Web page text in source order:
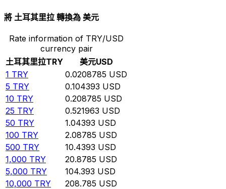
將 土耳其里拉 轉換為 美元
Rate information of TRY/USD
currency pair
土耳其里拉TRY 美元USD
1 TRY 0.0208785 USD
5 TRY 0.104393 USD
10 TRY 0.208785 USD
25 TRY 0.521963 USD
50 TRY 1.04393 USD
100 TRY 2.08785 USD
500 TRY 10.4393 USD
1,000 TRY 20.8785 USD
5,000 TRY 104.393 USD
10,000 TRY 208.785 USD